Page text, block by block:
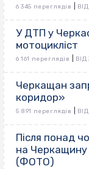
6 345 переглядів
У ДТП у
мотоцикліст
6 161 переглядів
Черкащан
коридор»
5 891 переглядів
Після понад
на Черкащину
(ФОТО)